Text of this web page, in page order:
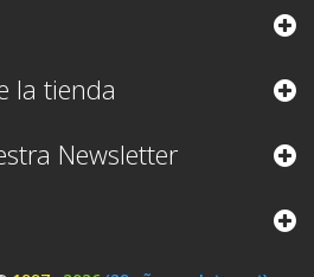
la tienda
Newsletter